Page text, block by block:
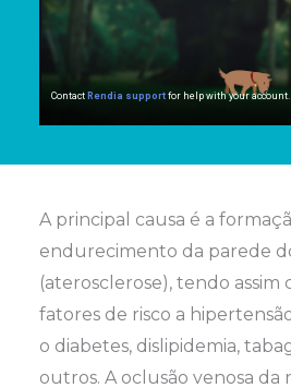
A principal causa é a
endurecimento da parede
(aterosclerose), tendo assim
fatores de risco a
o diabetes, dislipidemia,
outros. A oclusão venosa da